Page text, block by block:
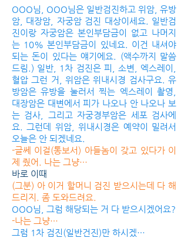
OOO님, OOO님은 일반검진하고 위암, 유방
암, 대장암, 자궁암 검진 대상이세요. 일반검
진이랑 자궁암은 본인부담금이 없고 나머지
는 10% 본인부담금이 있네요. 이건 내셔야
되는 돈이 있다는 얘기에요. (액수까지 말씀
드림.) 일반, 1차 검진은 피, 소변, 엑스레이,
혈압 그런 거, 위암은 위내시경 검사구요. 유
방암은 유방을 눌러서 찍는 엑스레이 촬영,
대장암은 대변에서 피가 나오나 안 나오나 보
는 검사, 그리고 자궁경부암은 세포 검사에
요. 그런데 위암, 위내시경은 예약이 밀려서
오늘은 안 되겠네요.
-글쎄 이걸(통보서) 아들놈이 갖고 있다가 이
제 줬어. 나는 그냥…
바로 이때
(그분) 아 이거 할머니 검진 받으시는데 다 해
드리지. 좀 도와드려요.
OOO님, 그럼 해당되는 거 다 받으시겠어요?
-나는 그냥…
그럼 1차 검진(일반건진)만 하시겠…